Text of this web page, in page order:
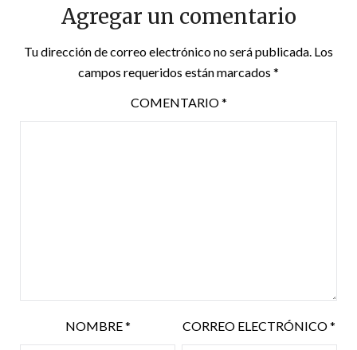
Agregar un comentario
Tu dirección de correo electrónico no será publicada. Los
campos requeridos están marcados *
COMENTARIO*
NOMBRE* CORREO ELECTRÓNICO*